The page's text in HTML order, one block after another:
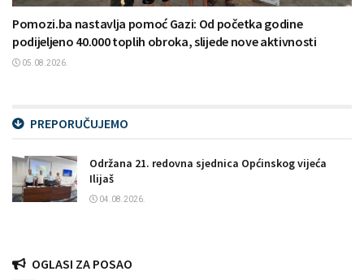
Pomozi.ba nastavlja pomoć Gazi: Od početka godine
podijeljeno 40.000 toplih obroka, slijede nove aktivnosti
05.08.2026.
PREPORUČUJEMO
Održana 21. redovna sjednica Općinskog vijeća
Ilijaš
04.08.2026.
OGLASI ZA POSAO